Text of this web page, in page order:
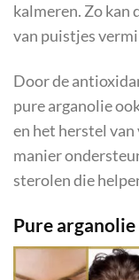
kalmeren. Zo kan
van puistjes
Door de
pure arganolie
en het herstel
manier
sterolen die
Pure